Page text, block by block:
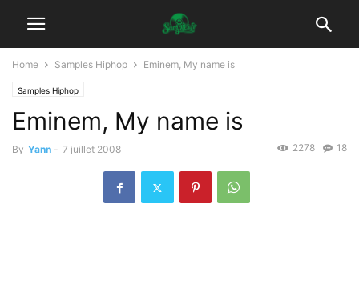
Home Samples Hiphop Eminem, My name is
Samples Hiphop
Eminem, My name is
By Yann - 7 juillet 2008 18
2278